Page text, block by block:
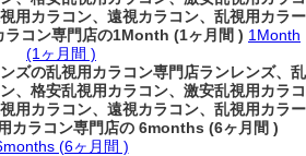
用カラコン、遠視カラコン、乱視用カラー
ラコン専門店の1Month (1ヶ月間 ) 1Month
(1ヶ月間 )
ズの乱視用カラコン専門店ランレンズ、乱
、格安乱視用カラコン、激安乱視用カラコ
用カラコン、遠視カラコン、乱視用カラー
カラコン専門店の 6months (6ヶ月間 )
(6ヶ月間 )